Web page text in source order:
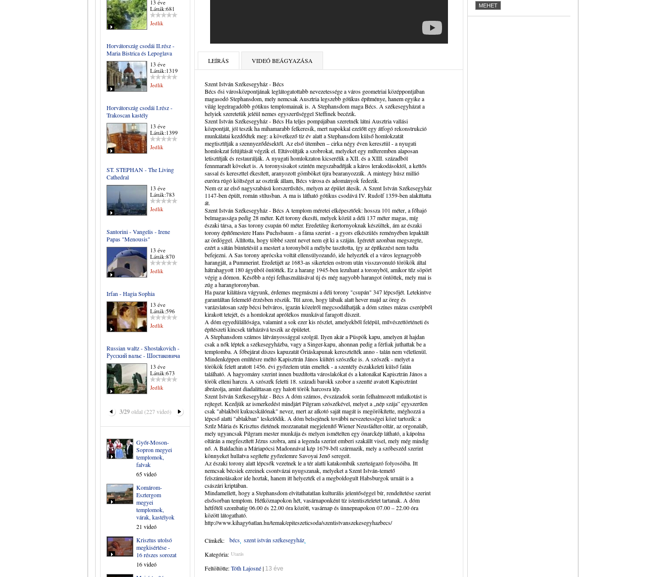
13 éve
Látták:681
Jedlik
Horvátország csodái II.rész -
Maria Bistrica és Lepoglava
13 éve
Látták:1319
Jedlik
Horvátország csodái I.rész -
Trakoscan kastély
13 éve
Látták:1399
Jedlik
ST. STEPHAN - The Living
Cathedral
13 éve
Látták:783
Jedlik
Santorini - Vangelis - Irene
Papas "Menousis"
13 éve
Látták:870
Jedlik
Irfan - Hagia Sophia
13 éve
Látták:596
Jedlik
Russian waltz - Shostakovich -
Русский вальс - Шостаковича
13 éve
Látták:673
Jedlik
3/29oldal (227 videó)
Győr-Moson-
Sopron megyei
templomok,
falvak
65 videó
Komárom-
Esztergom
megyei
templomok,
várak, kastélyok
21 videó
Krisztus utolsó
megkisértése -
16 részes sorozat
16 videó
LEÍRÁS VIDEÓ BEÁGYAZÁSA
Szent István Székesegyház - Bécs
Bécs ősi városközpontjának leglátogatottabb nevezetessége a város geometriai középpontjában
magasodó Stephansdom, mely nemcsak Ausztria legszebb gótikus építménye, hanem egyike a
világ legelragadóbb gótikus templomainak is. A Stephansdom maga Bécs. A székesegyházat a
helyiek szeretetük jeléül nemes egyszerűséggel Steffinek becézik.
Szent István Székesegyház - Bécs Ha teljes pompájában szeretnék látni Ausztria vallási
központját, jól teszik ha mihamarabb felkeresik, mert napokkal ezelőtt egy átfogó rekonstrukció
munkálatai kezdődtek meg: a következő tíz év alatt a Stephansdom külső homlokzatát
megtisztítják a szennyeződésektől. Az első ütemben – cirka négy éven keresztül - a nyugati
homlokzat felújítását végzik el. Eltávolítják a szobrokat, melyeket egy műteremben alaposan
letisztítják és restaurálják. A nyugati homlokzaton kicserélik a XII. és a XIII. századból
fennmaradt köveket is. A toronysisakot szintén megszabadítják a káros lerakodásoktól, a kettős
sassal és kereszttel ékesített, aranyozott gömböket újra bearanyozzák. A mintegy húsz millió
euróra rúgó költséget az osztrák állam, Bécs városa és adományok fedezik.
Nem ez az első nagyszabású korszerűsítés, melyen az épület átesik. A Szent István Székesegyház
1147-ben épült, román stílusban. A ma is látható gótikus csodává IV. Rudolf 1359-ben alakíttatta
át.
Szent István Székesegyház - Bécs A templom méretei elképesztőek: hossza 101 méter, a főhajó
belmagassága pedig 28 méter. Két torony ékesíti, melyek közül a déli 137 méter magas, míg
északi társa, a Sas torony csupán 60 méter. Eredetileg ikertornyoknak készültek, ám az északi
torony építőmestere Hans Puchsbaum - a fáma szerint - a gyors elkészülés reményében lepaktált
az ördöggel. Állította, hogy többé szent nevet nem ejt ki a száján. Ígéretét azonban megszegte,
ezért a sátán büntetésül a mestert a toronyból a mélybe taszította, így az építkezést nem tudta
befejezni. A Sas torony aprócska voltát ellensúlyozandó, ide helyezték el a város legnagyobb
harangját, a Pummerint. Eredetijét az 1683-as sikertelen ostrom után visszavonuló törökök által
hátrahagyott 180 ágyúból öntötték. Ez a harang 1945-ben lezuhant a toronyból, amikor tűz söpört
végig a dómon. Később a régi felhasználásával új és még nagyobb harangot öntöttek, mely mai is
zúg a harangtoronyban.
Ha pazar kilátásra vágyunk, érdemes megmászni a déli torony "csupán" 347 lépcsőjét. Letekintve
garantáltan felemelő érzésben részük. Túl azon, hogy lábaik alatt hever majd az öreg és
varázslatosan szép bécsi belváros, igazán közelről megcsodálhatják a dóm színes mázas cserépből
kirakott tetejét, és a homlokzat aprólékos munkával faragott díszeit.
A dóm egyedülállósága, valamint a sok ezer kis részlet, amelyekből felépül, művészettörténeti és
építészeti kincsek tárházává teszik az épületet.
A Stephansdom számos látványossággal szolgál. Ilyen akár a Püspök kapu, amelyen át hajdan
csak a nők léptek a székesegyházba, vagy a Singer-kapu, ahonnan pedig a férfiak juthattak be a
templomba. A főbejárat díszes kapuzatát Óriáskapunak keresztelték anno - talán nem véletlenül.
Mindenképpen említésre méltó Kapisztrán János kültéri szószéke is. A szószék - melyet a
törökök felett aratott 1456. évi győzelem után emeltek - a szentély északkeleti külső falán
található. A hagyomány szerint innen buzdította városlakókat és a katonákat Kapisztrán János a
török elleni harcra. A szószék feletti 18. századi barokk szobor a szentté avatott Kapisztránt
ábrázolja, amint diadalittasan egy halott török harcosra lép.
Szent István Székesegyház - Bécs A dóm számos, évszázadok során felhalmozott műalkotást is
rejteget. Kezdjük az ismerkedést mindjárt Pilgram szószékével, melyet a „nép szája” egyszerűen
csak "ablakból kukucskálónak" nevez, mert az alkotó saját magát is megörökítette, méghozzá a
lépcső alatti "ablakban" leskelődik. A dóm belsejének további nevezetességei közé tartozik: a
Szűz Mária és Krisztus életének mozzanatait megjelenítő Wiener Neustädter-oltár, az orgonaláb,
mely ugyancsak Pilgram mester munkája és melyen ismételten egy önarckép látható, a kápolna
oltárán a megfeszített Jézus szobra, ami a legenda szerint emberi szakállt visel, mely még mindig
nő. A Baldachin a Máriapócsi Madonnával kép 1679-ből származik, mely a szóbeszéd szerint
könnyeket hullatva segítette győzelemre Savoyai Jenő seregeit.
Az északi torony alatt lépcsők vezetnek le a tér alatti katakombák szerteágazó folyosóiba. Itt
nemcsak bécsiek ezreinek csontvázai nyugszanak, melyeket a Szent István-temető
felszámolásakor ide hoztak, hanem itt helyezték el a megboldogult Habsburgok urnáit is a
császári kriptában.
Mindamellett, hogy a Stephansdom elvitathatatlan kulturális jelentőséggel bír, rendeltetése szerint
elsősorban templom. Hétköznapokon hét, vasárnaponként tíz istentiszteletet tartanak. A dóm
hétfőtől szombatig 06.00 és 22.00 óra között, vasárnap és ünnepnapokon 07.00 – 22.00 óra
között látogatható.
http://www.kihagy6atlan.hu/temak/epiteszeticsoda/szentistvanszekesegyhazbecs/
Címkék: bécs szent istván székesegyház
Kategória: Utazás
Feltöltötte:Tóth Lajosné| 13 éve